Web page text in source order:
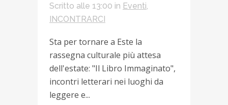
Scritto alle 13:00 in Eventi,
INCONTRARCI
Sta per tornare a Este la
rassegna culturale più attesa
dell'estate: "Il Libro Immaginato",
incontri letterari nei luoghi da
leggere e...